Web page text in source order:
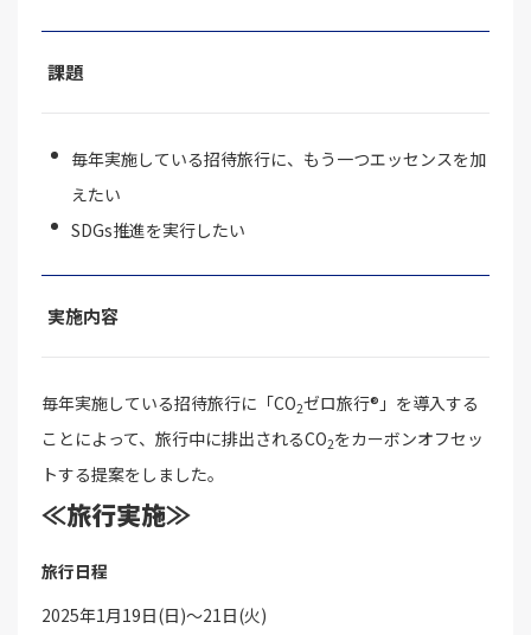
課題
毎年実施している招待旅行に、もう一つエッセンスを加
えたい
SDGs推進を実行したい
実施内容
毎年実施している招待旅行に「CO2ゼロ旅行®」を導入する
ことによって、旅行中に排出されるCO2をカーボンオフセッ
トする提案をしました。
≪旅行実施≫
旅行日程
2025年1月19日(日)～21日(火)